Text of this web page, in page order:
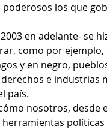
los que
en adelante- se
como por
y en negro,
e industrias
país.
nosotros, desde